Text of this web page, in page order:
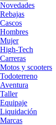
Novedades
Rebajas
Cascos
Hombres
Mujer
High-Tech
Carreras
Motos y scooters
Todoterreno
Aventura
Taller
Equipaje
Liquidación
Marcas